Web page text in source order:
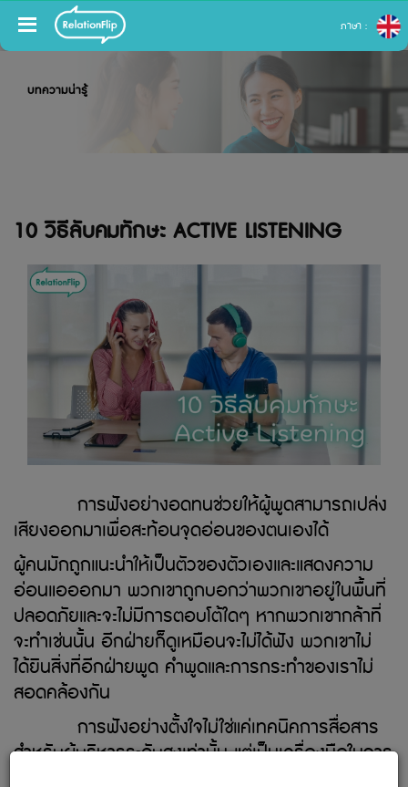
ภาษา :
บทความน่ารู้
10 วิธีลับคมทักษะ ACTIVE LISTENING
การฟังอย่างอดทนช่วยให้ผู้พูดสามารถเปล่ง
เสียงออกมาเพื่อสะท้อนจุดอ่อนของตนเองได้
ผู้คนมักถูกแนะนำให้เป็นตัวของตัวเองและแสดงความ
อ่อนแอออกมา พวกเขาถูกบอกว่าพวกเขาอยู่ในพื้นที่
ปลอดภัยและจะไม่มีการตอบโต้ใดๆ หากพวกเขากล้าที่
จะทำเช่นนั้น อีกฝ่ายก็ดูเหมือนจะไม่ได้ฟัง พวกเขาไม่
ได้ยินสิ่งที่อีกฝ่ายพูด คำพูดและการกระทำของเราไม่
สอดคล้องกัน
การฟังอย่างตั้งใจไม่ใช่แค่เทคนิคการสื่อสาร
สำหรับผู้บริหารระดับสูงเท่านั้น แต่เป็นเครื่องมือในการ